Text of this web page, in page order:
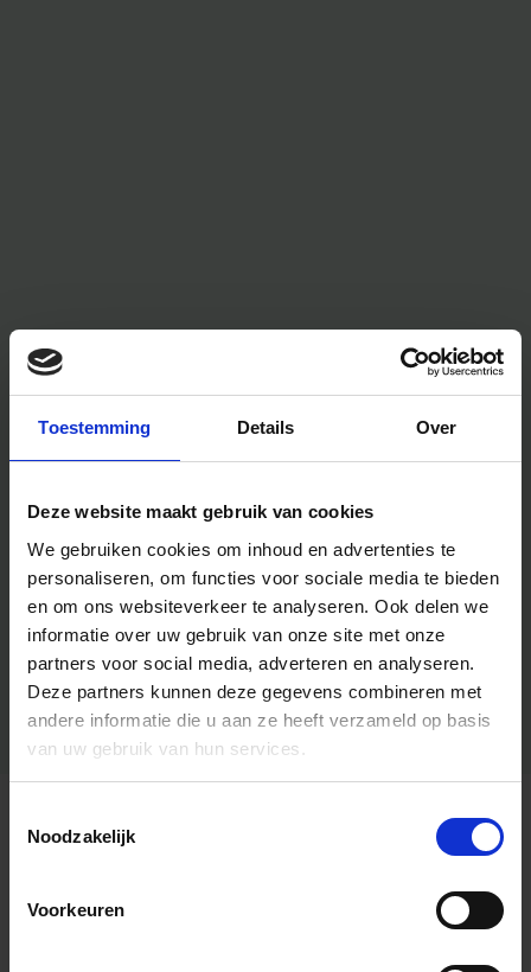
Toestemming Details Over
Deze website maakt gebruik van cookies
We gebruiken cookies om inhoud en advertenties te
personaliseren, om functies voor sociale media te bieden
en om ons websiteverkeer te analyseren. Ook delen we
informatie over uw gebruik van onze site met onze
partners voor social media, adverteren en analyseren.
Deze partners kunnen deze gegevens combineren met
andere informatie die u aan ze heeft verzameld op basis
van uw gebruik van hun services.
Noodzakelijk
Voorkeuren
Algemene informatie